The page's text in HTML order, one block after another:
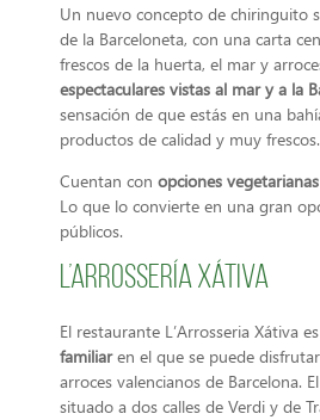
Un nuevo concepto de chiringuito
de la Barceloneta, con una carta
frescos de la huerta, el mar y
espectaculares vistas al mar y a la
sensación de que estás en una
productos de calidad y muy frescos.
Cuentan con opciones
Lo que lo convierte en una gran
públicos.
L’Arrossería Xátiva
El restaurante L’Arrosseria Xátiva
familiaren el que se puede
arroces valencianos de Barcelona.
situado a dos calles de Verdi y de